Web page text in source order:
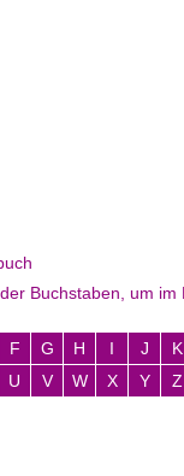
Buchstaben, um im
F G H I J K
U V W X Y Z